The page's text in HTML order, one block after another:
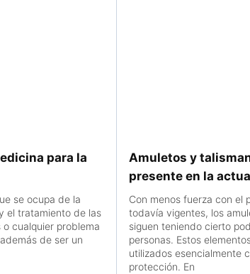
para la
se ocupa de la
el tratamiento de las
cualquier problema
de ser un
Amuletos y
presente en la
Con menos fuerza con el
todavía vigentes, los
siguen teniendo cierto
personas. Estos
utilizados esencialmente
protección. En